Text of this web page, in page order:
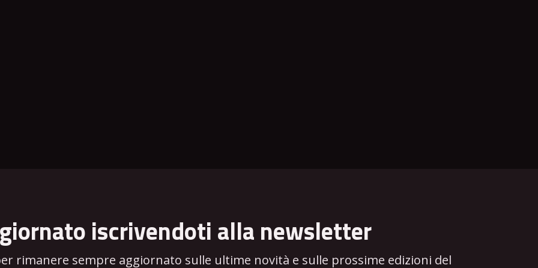
iscrivendoti alla newsletter
rimanere sempre aggiornato sulle ultime novità e sulle prossime edizioni del